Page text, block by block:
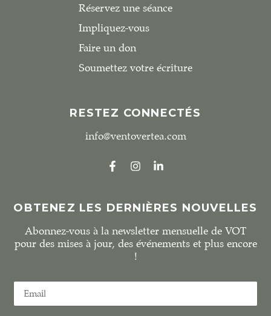
Réservez une séance
Impliquez-vous
Faire un don
Soumettez votre écriture
RESTEZ CONNECTÉS
info@ventovertea.com
OBTENEZ LES DERNIÈRES NOUVELLES
Abonnez-vous à la newsletter mensuelle de VOT
pour des mises à jour, des événements et plus encore
!